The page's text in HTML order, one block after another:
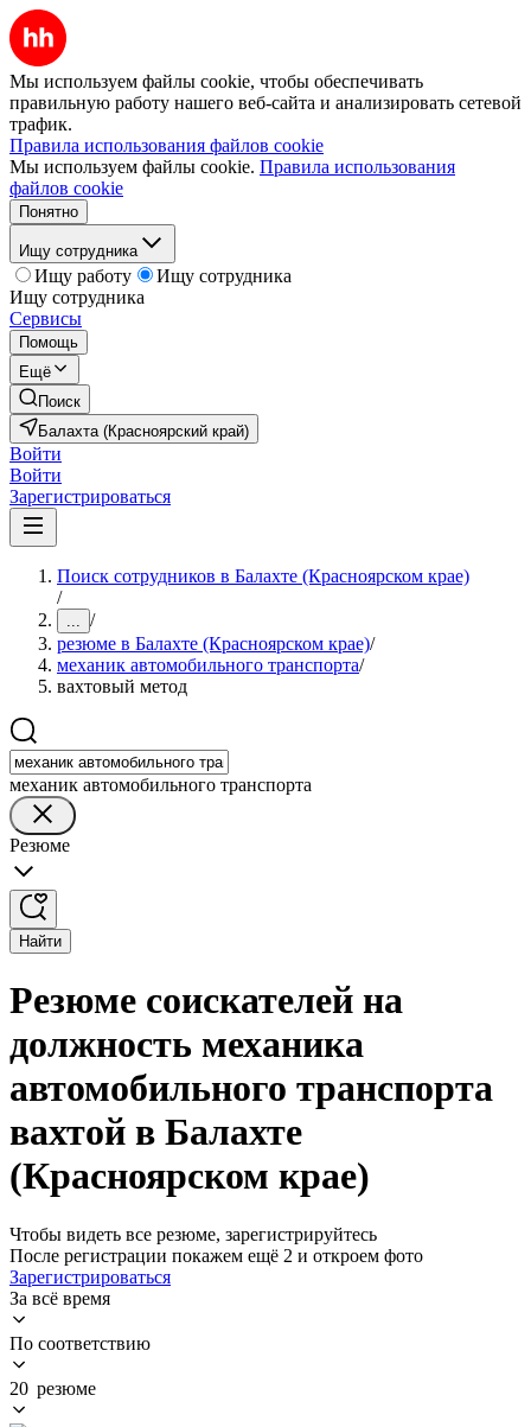
Мы используем файлы cookie, чтобы обеспечивать
правильную работу нашего веб-сайта и анализировать сетевой
трафик.
Правила использования файлов cookie
Мы используем файлы cookie. Правила использования
файлов cookie
Понятно
Ищу сотрудника
Ищу работу
Ищу сотрудника
Ищу сотрудника
Сервисы
Помощь
Ещё
Поиск
Балахта (Красноярский край)
Войти
Войти
Зарегистрироваться
Поиск сотрудников в Балахте (Красноярском крае)
/
... /
резюме в Балахте (Красноярском крае)/
механик автомобильного транспорта/
вахтовый метод
механик автомобильного транспорта
Резюме
Найти
Резюме соискателей на
должность механика
автомобильного транспорта
вахтой в Балахте
(Красноярском крае)
Чтобы видеть все резюме, зарегистрируйтесь
После регистрации покажем ещё 2 и откроем фото
Зарегистрироваться
За всё время
По соответствию
20 резюме